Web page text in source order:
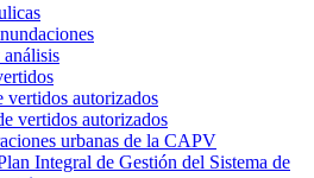
vertidos autorizados
vertidos autorizados
urbanas de la CAPV
Integral de Gestión del Sistema de